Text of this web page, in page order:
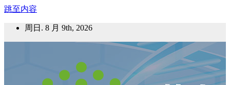
跳至内容
周日. 8 月 9th, 2026